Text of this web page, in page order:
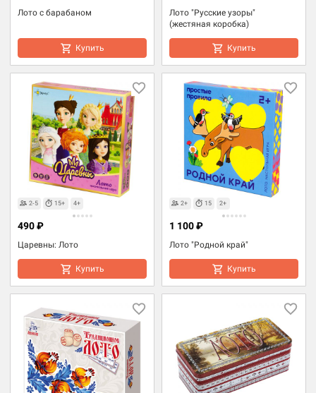
Лото с барабаном
Купить
Лото "Русские узоры"
(жестяная коробка)
Купить
2-5 15+ 4+
Царевны: Лото
490 ₽
Купить
2+ 15 2+
Лото "Родной край"
1 100 ₽
Купить